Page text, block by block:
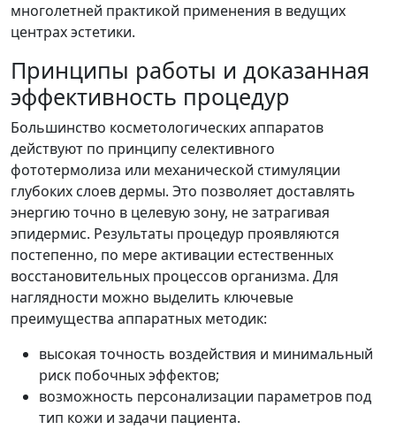
многолетней практикой применения в ведущих
центрах эстетики.
Принципы работы и доказанная
эффективность процедур
Большинство косметологических аппаратов
действуют по принципу селективного
фототермолиза или механической стимуляции
глубоких слоев дермы. Это позволяет доставлять
энергию точно в целевую зону, не затрагивая
эпидермис. Результаты процедур проявляются
постепенно, по мере активации естественных
восстановительных процессов организма. Для
наглядности можно выделить ключевые
преимущества аппаратных методик:
высокая точность воздействия и минимальный
риск побочных эффектов;
возможность персонализации параметров под
тип кожи и задачи пациента.